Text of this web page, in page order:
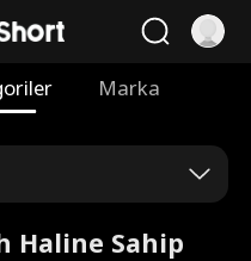
Marka
Haline Sahip